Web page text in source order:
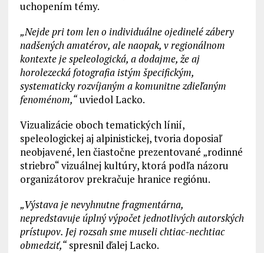
uchopením témy.
„Nejde pri tom len o individuálne ojedinelé zábery
nadšených amatérov, ale naopak, v regionálnom
kontexte je speleologická, a dodajme, že aj
horolezecká fotografia istým špecifickým,
systematicky rozvíjaným a komunitne zdieľaným
fenoménom,“uviedol Lacko.
Vizualizácie oboch tematických línií,
speleologickej aj alpinistickej, tvoria doposiaľ
neobjavené, len čiastočne prezentované „rodinné
striebro“ vizuálnej kultúry, ktorá podľa názoru
organizátorov prekračuje hranice regiónu.
„Výstava je nevyhnutne fragmentárna,
nepredstavuje úplný výpočet jednotlivých autorských
prístupov. Jej rozsah sme museli chtiac-nechtiac
obmedziť,“spresnil ďalej Lacko.